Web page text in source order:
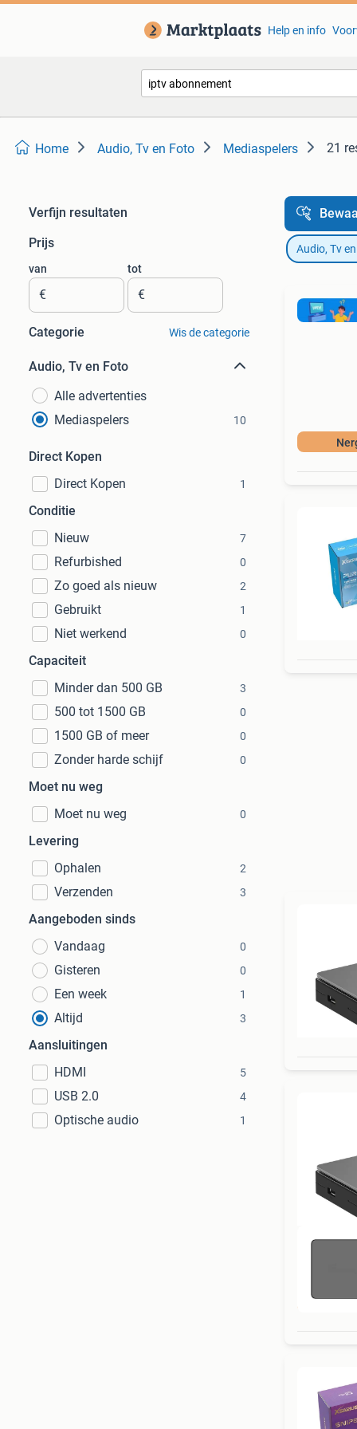
Help en info
Home Audio, Tv en Foto Mediaspelers 21
Verfijn resultaten
Prijs
van
€
tot
€
Categorie Wis de categorie
Audio, Tv en Foto
Alle advertenties
Mediaspelers
10
Direct Kopen
Direct Kopen
1
Conditie
Nieuw
7
Refurbished 0
Zo goed als nieuw 2
Gebruikt 1
Niet werkend 0
Capaciteit
Minder dan 500 GB
3
500 tot 1500 GB 0
1500 GB of meer 0
Zonder harde schijf 0
Moet nu weg
Moet nu weg
0
Levering
Ophalen
2
Verzenden 3
Aangeboden sinds
Vandaag
0
Gisteren 0
Een week 1
Altijd 3
Aansluitingen
HDMI
5
USB 2.0 4
Optische audio 1
Audio, Tv